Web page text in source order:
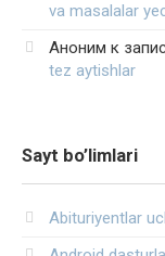
va masalalar
Аноним к
tez aytishlar
Sayt bo’limlari
Abituriyentlar